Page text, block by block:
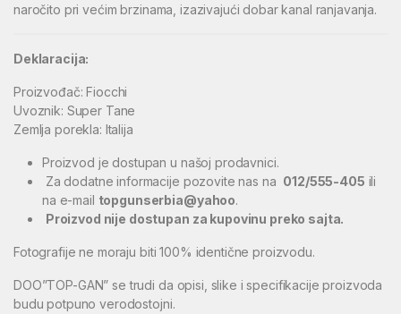
naročito pri većim brzinama, izazivajući dobar kanal ranjavanja.
Deklaracija:
Proizvođač: Fiocchi
Uvoznik: Super Tane
Zemlja porekla: Italija
Proizvod je dostupan u našoj prodavnici.
Za dodatne informacije pozovite nas na 012/555-405 ili
na e-mail topgunserbia@yahoo.
Proizvod nije dostupan za kupovinu preko sajta.
Fotografije ne moraju biti 100% identične proizvodu.
DOO”TOP-GAN” se trudi da opisi, slike i specifikacije proizvoda
budu potpuno verodostojni.